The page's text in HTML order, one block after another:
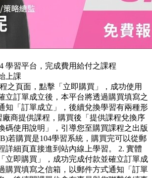
學習平台，完成費用給付之課程
上課
之頁面，點擊「立即購買」，成功使用
立訂單成立後，本平台將透過購買填寫之
知「訂單成立」，後續兌換學習有兩種形
商提供課程，購買後「提供課程兌換序
碼使用說明」，引導您至購買課程之出版
若購買是104學習系統，購買完可以從郵
詳細頁直接進到站內線上學習。 2. 實體
立即購買」，成功完成付款並確立訂單成
購買填寫之信箱，以郵件方式通知「訂單